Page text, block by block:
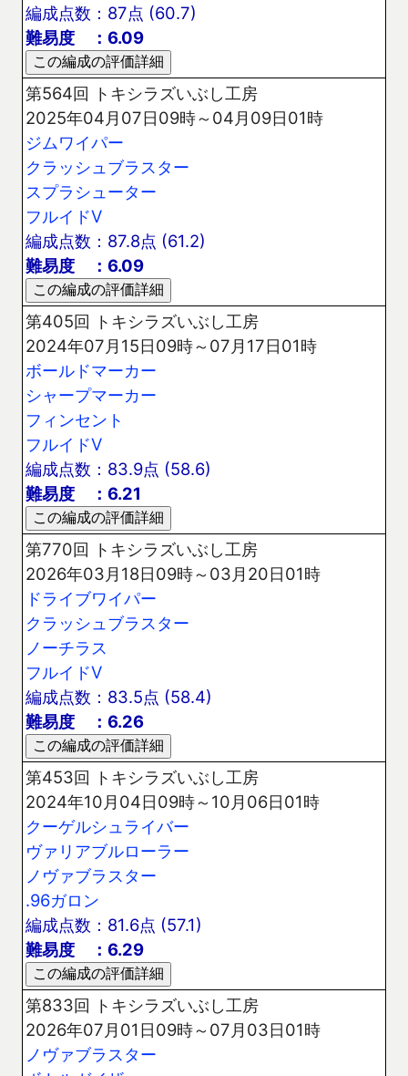
編成点数：87点 (60.7)
難易度 ：6.09
第564回 トキシラズいぶし工房
2025年04月07日09時～04月09日01時
ジムワイパー
クラッシュブラスター
スプラシューター
フルイドV
編成点数：87.8点 (61.2)
難易度 ：6.09
第405回 トキシラズいぶし工房
2024年07月15日09時～07月17日01時
ボールドマーカー
シャープマーカー
フィンセント
フルイドV
編成点数：83.9点 (58.6)
難易度 ：6.21
第770回 トキシラズいぶし工房
2026年03月18日09時～03月20日01時
ドライブワイパー
クラッシュブラスター
ノーチラス
フルイドV
編成点数：83.5点 (58.4)
難易度 ：6.26
第453回 トキシラズいぶし工房
2024年10月04日09時～10月06日01時
クーゲルシュライバー
ヴァリアブルローラー
ノヴァブラスター
.96ガロン
編成点数：81.6点 (57.1)
難易度 ：6.29
第833回 トキシラズいぶし工房
2026年07月01日09時～07月03日01時
ノヴァブラスター